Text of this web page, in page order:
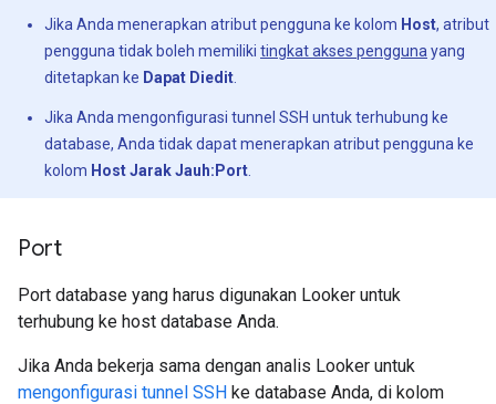
Jika Anda menerapkan atribut pengguna ke kolom Host, atribut
pengguna tidak boleh memiliki tingkat akses pengguna yang
ditetapkan ke Dapat Diedit
Jika Anda mengonfigurasi tunnel SSH untuk terhubung ke
database, Anda tidak dapat menerapkan atribut pengguna ke
kolom Host Jarak Jauh:Port
Port
Port database yang harus digunakan Looker untuk
terhubung ke host database Anda.
Jika Anda bekerja sama dengan analis Looker untuk
mengonfigurasi tunnel SSH ke database Anda, di kolom